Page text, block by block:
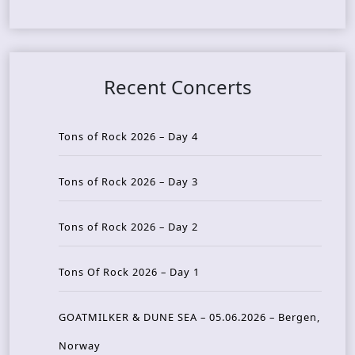
Recent Concerts
Tons of Rock 2026 – Day 4
Tons of Rock 2026 – Day 3
Tons of Rock 2026 – Day 2
Tons Of Rock 2026 – Day 1
GOATMILKER & DUNE SEA – 05.06.2026 – Bergen,
Norway